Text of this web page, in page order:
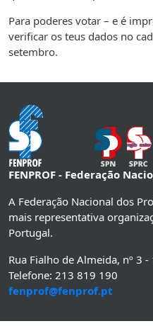
Para poderes votar – e é
verificar os teus dados no
setembro.
FENPROF - Federação
A Federação Nacional dos
mais representativa
Portugal.
Rua Fialho de Almeida, nº 3
Telefone: 213 819 190
fenprof@fenprof.pt